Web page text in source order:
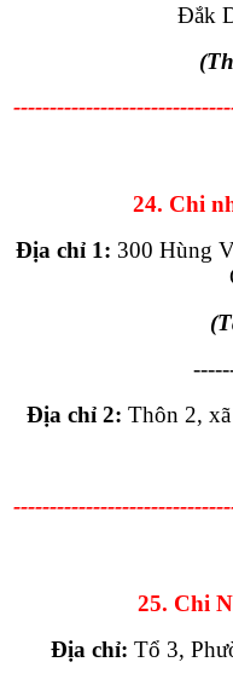
Đắk
24. Chi
Địa chỉ 1: 300 Hùng
Địa chỉ 2: Thôn 2,
25. Chi
Địa chỉ: Tổ 3,